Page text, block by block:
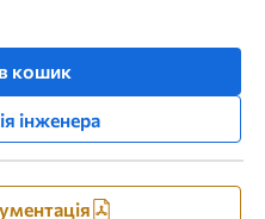
кошик
інженера